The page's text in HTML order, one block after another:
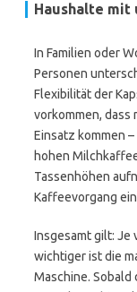
Haushalte mit
In Familien oder
Personen
Flexibilität der
vorkommen, dass
Einsatz kommen
hohen
Tassenhöhen
Kaffeevorgang
Insgesamt gilt: Je
wichtiger ist die
Maschine. Sobald